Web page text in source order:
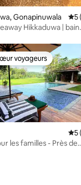
Gonapinuwala
5
Hikkaduwa | bain
de 37
voyageurs les plus
voyageurs
5
les familles - Près de